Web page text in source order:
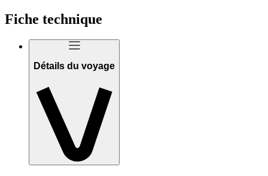
Fiche technique
Détails du voyage